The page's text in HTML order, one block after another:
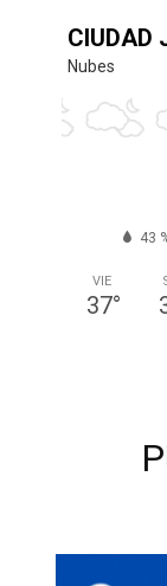
CIUDAD
Nubes
43
VIE
37°